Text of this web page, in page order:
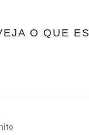
O QUE